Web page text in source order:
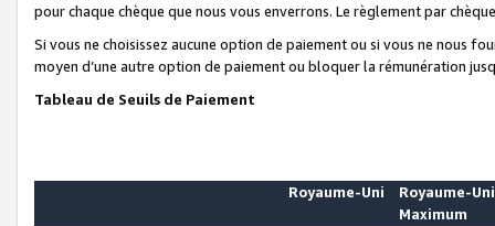
pour chaque chèque que nous vous enverrons. Le règlement par
Si vous ne choisissez aucune option de paiement ou si vous ne nous
moyen d’une autre option de paiement ou bloquer la rémunération
Tableau de Seuils de Paiement
Royaume-Uni
Royaume-Uni
Maximum